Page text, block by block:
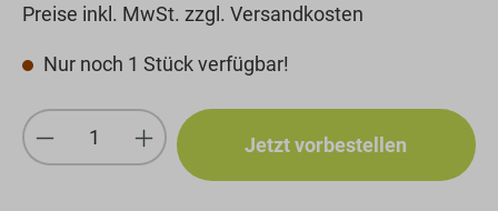
Preise inkl. MwSt. zzgl. Versandkosten
Nur noch 1 Stück verfügbar!
Produkt Anzahl: Gib den gewünschten
Jetzt vorbestellen